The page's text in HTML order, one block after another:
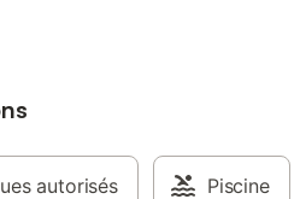
autorisés Piscine